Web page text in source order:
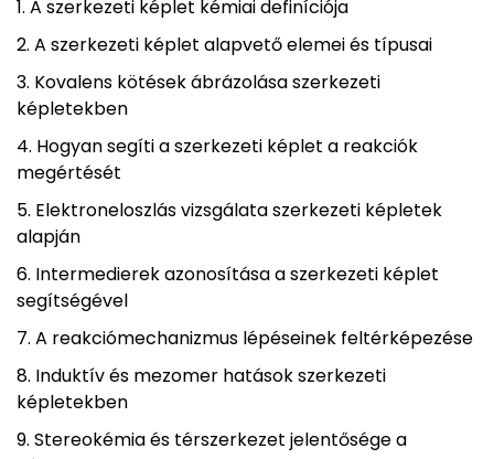
A szerkezeti képlet kémiai definíciója
A szerkezeti képlet alapvető elemei és típusai
Kovalens kötések ábrázolása szerkezeti
képletekben
Hogyan segíti a szerkezeti képlet a reakciók
megértését
Elektroneloszlás vizsgálata szerkezeti képletek
alapján
Intermedierek azonosítása a szerkezeti képlet
segítségével
A reakciómechanizmus lépéseinek feltérképezése
Induktív és mezomer hatások szerkezeti
képletekben
Stereokémia és térszerkezet jelentősége a